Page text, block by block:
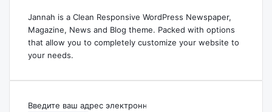
Jannah is a Clean Responsive WordPress Newspaper,
Magazine, News and Blog theme. Packed with options
that allow you to completely customize your website to
your needs.
Введите